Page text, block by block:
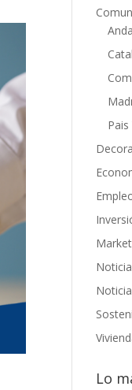
Pais
Lo